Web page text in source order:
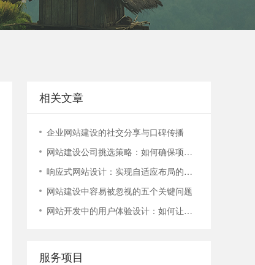
相关文章
企业网站建设的社交分享与口碑传播
网站建设公司挑选策略：如何确保项目顺利进行？
响应式网站设计：实现自适应布局的技巧与实践
网站建设中容易被忽视的五个关键问题
网站开发中的用户体验设计：如何让您的网站更容易使用
服务项目